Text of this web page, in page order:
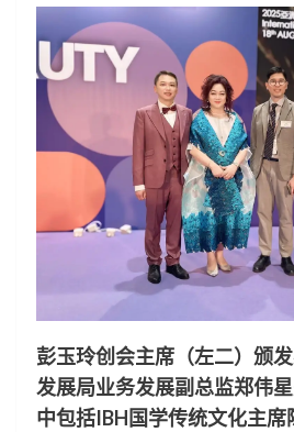
彭玉玲创会主席（左二）颁
发展局业务发展副总监郑伟
中包括IBH国学传统文化主席